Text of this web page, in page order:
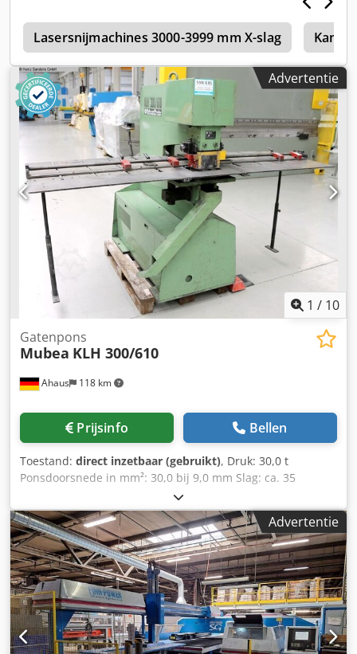
Lasersnijmachines 3000-3999 mm X-slag
Advertentie
1 / 10
Ahaus 118 km
Gatenpons
Mubea KLH 300/610
Prijsinfo Bellen
Toestand: direct inzetbaar (gebruikt), Druk: 30,0 t
Ponsdoorsnede in mm²: 30,0 bij 9,0 mm Slag: ca. 35
slagen/min Overhang: 610 mm Slaglengte – traploos
instelbaar: 0 – 28,0 mm Dkedpfxsznng So Apvjr Olieinhoud:
35,0 l Werktableauhoogte: 1010 mm Totaal benodigd
vermogen: 4,0 kW Gewicht machine: ca. 1200 kg.
Uitrusting: - elektro-hydraulische ponsmachine, met grote
overhang - materiaal-/plaatstripper - zeer groot
materiaalplateau (!) * met instelbare dieptestoppen -
traploze instelling van de slaglengte - vrij bewegende
voetschakelaar inclusief beschermkap - zijdeling aflegvlak -
assortiment stempels + matrijzen - originele handleiding
Advertentie